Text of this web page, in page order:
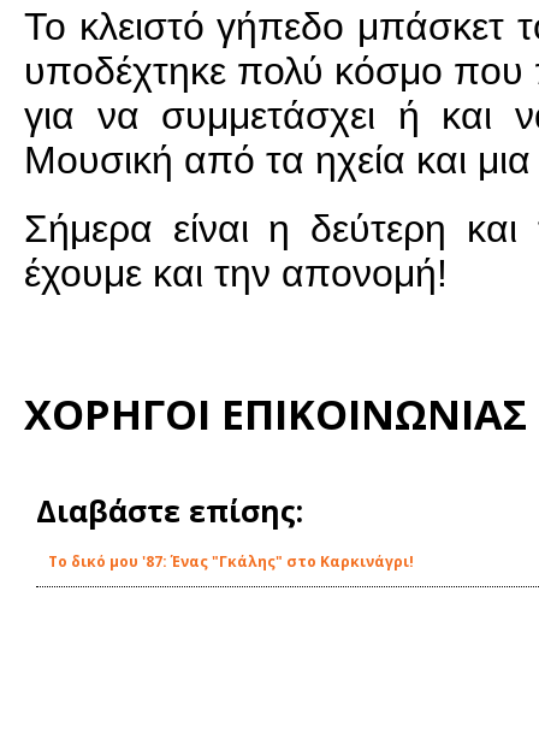
Το κλειστό γήπεδο μπάσκετ
υποδέχτηκε πολύ κόσμο που
για να συμμετάσχει ή και
Μουσική από τα ηχεία και
Σήμερα είναι η δεύτερη
έχουμε και την απονομή!
ΧΟΡΗΓΟΙ
Διαβάστε επίσης:
Το δικό μου '87: Ένας "Γκάλης" στο Καρκινάγρι!